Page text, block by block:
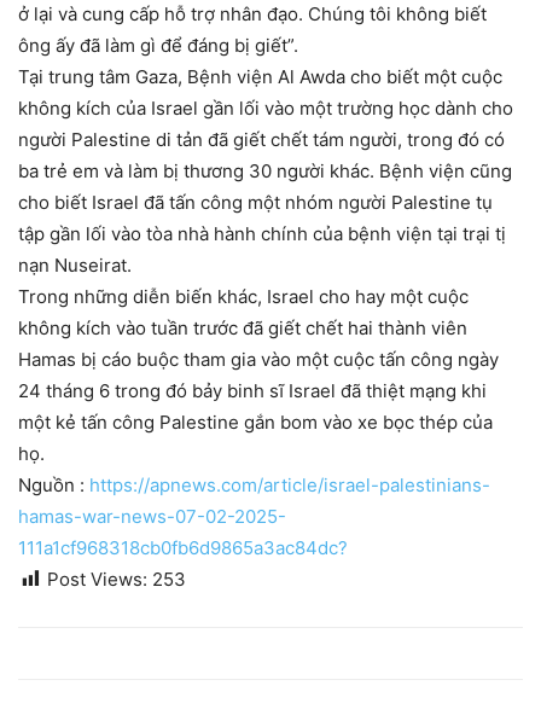
ở lại và cung cấp hỗ trợ nhân đạo. Chúng tôi không biết
ông ấy đã làm gì để đáng bị giết”.
Tại trung tâm Gaza, Bệnh viện Al Awda cho biết một cuộc
không kích của Israel gần lối vào một trường học dành cho
người Palestine di tản đã giết chết tám người, trong đó có
ba trẻ em và làm bị thương 30 người khác. Bệnh viện cũng
cho biết Israel đã tấn công một nhóm người Palestine tụ
tập gần lối vào tòa nhà hành chính của bệnh viện tại trại tị
nạn Nuseirat.
Trong những diễn biến khác, Israel cho hay một cuộc
không kích vào tuần trước đã giết chết hai thành viên
Hamas bị cáo buộc tham gia vào một cuộc tấn công ngày
24 tháng 6 trong đó bảy binh sĩ Israel đã thiệt mạng khi
một kẻ tấn công Palestine gắn bom vào xe bọc thép của
họ.
Nguồn : https://apnews.com/article/israel-palestinians-
hamas-war-news-07-02-2025-
111a1cf968318cb0fb6d9865a3ac84dc?
Post Views: 253